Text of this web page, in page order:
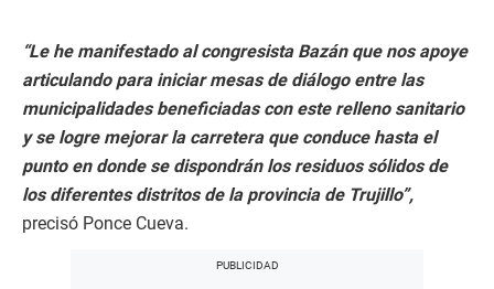
“Le he manifestado al congresista Bazán que nos apoye
articulando para iniciar mesas de diálogo entre las
municipalidades beneficiadas con este relleno sanitario
y se logre mejorar la carretera que conduce hasta el
punto en donde se dispondrán los residuos sólidos de
los diferentes distritos de la provincia de Trujillo”,
precisó Ponce Cueva.